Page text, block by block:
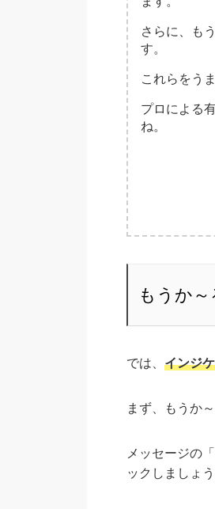
さらに、も
す。
これらをう
プロによる
ね。
もうか
では、 インジ
まず、もうか
メッセージの
ックしましょう